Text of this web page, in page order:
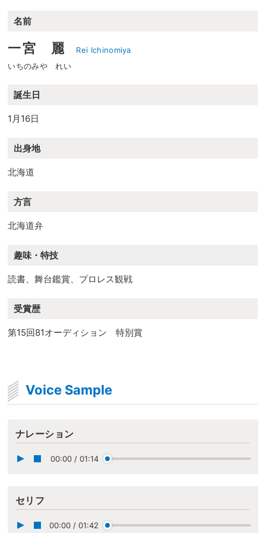
名前
一宮 麗
Rei Ichinomiya
いちのみや れい
誕生日
1月16日
出身地
北海道
方言
北海道弁
趣味・特技
読書、舞台鑑賞、プロレス観戦
受賞歴
第15回81オーディション 特別賞
Voice Sample
ナレーション
00:00 / 01:14
セリフ
00:00 / 01:42